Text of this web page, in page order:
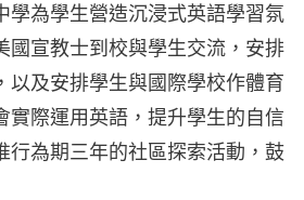
學為學生營造沉浸式英語學習氛
國宣教士到校與學生交流，安排
以及安排學生與國際學校作體育
實際運用英語，提升學生的自信
行為期三年的社區探索活動，鼓